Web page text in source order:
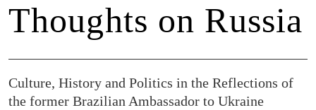
Thoughts on Russia
Culture, History and Politics in the Reflections of
the former Brazilian Ambassador to Ukraine